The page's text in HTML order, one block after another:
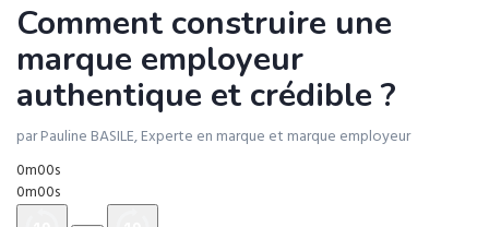
Comment construire une
marque employeur
authentique et crédible ?
par Pauline BASILE, Experte en marque et marque employeur
0m00s
0m00s